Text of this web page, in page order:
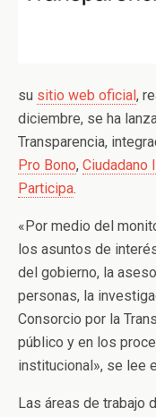
su sitio web oficial,
diciembre, se ha
Transparencia,
Pro Bono, Ciudadano
Participa.
«Por medio del
los asuntos de
del gobierno, la
personas, la
Consorcio por la
público y en los
institucional», se lee
Las áreas de trabajo